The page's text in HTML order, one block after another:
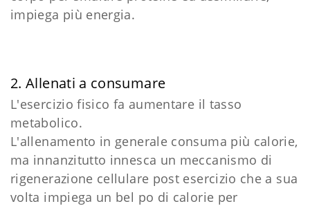
impiega più energia.
2. Allenati a consumare
L'esercizio fisico fa aumentare il tasso
metabolico.
L'allenamento in generale consuma più calorie,
ma innanzitutto innesca un meccanismo di
rigenerazione cellulare post esercizio che a sua
volta impiega un bel po di calorie per